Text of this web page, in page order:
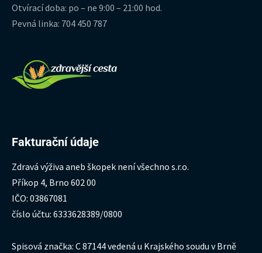
Otvírací doba: po – ne 9:00 – 21:00 hod.
Pevná linka: 704 450 787
Fakturační údaje
Zdravá výživa aneb škopek není všechno s.r.o.
Příkop 4, Brno 602 00
IČO: 03867081
číslo účtu: 6333628389/0800
Spisová značka: C 87144 vedená u Krajského soudu v Brně